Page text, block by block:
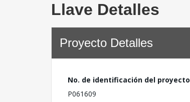
Llave Detalles
Proyecto Detalles
No. de identificación del proyecto
P061609